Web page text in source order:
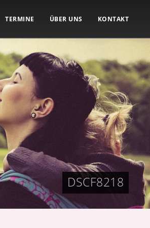
TERMINE ÜBER UNS KONTAKT
DSCF8218